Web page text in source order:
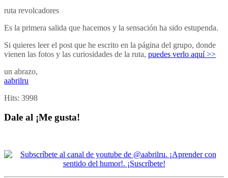
ruta revolcadores
Es la primera salida que hacemos y la sensación ha sido estupenda.
Si quieres leer el post que he escrito en la página del grupo, donde
vienen las fotos y las curiosidades de la ruta, puedes verlo aquí >>
un abrazo,
aabrilru
Hits: 3998
Dale al ¡Me gusta!